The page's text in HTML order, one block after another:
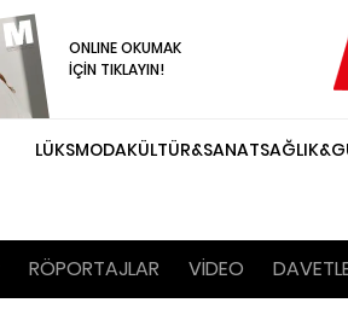
ONLINE OKUMAK
İÇİN TIKLAYIN!
LÜKSMODAKÜLTÜR&SANAT
RÖPORTAJLAR VİDEO